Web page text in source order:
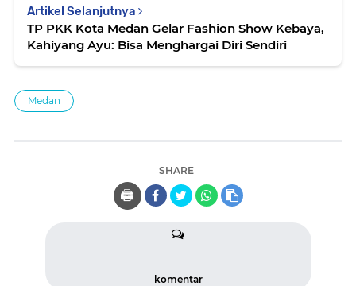
Artikel Selanjutnya
TP PKK Kota Medan Gelar Fashion Show Kebaya,
Kahiyang Ayu: Bisa Menghargai Diri Sendiri
Medan
SHARE
🖨️
komentar